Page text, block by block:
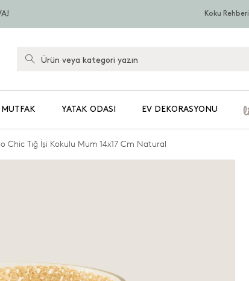
Koku Rehberi
YATAK ODASI EV DEKORASYONU
Chic Tığ İşi Kokulu Mum 14x17 Cm Natural